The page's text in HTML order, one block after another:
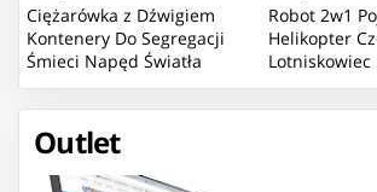
Ciężarówka z Dźwigiem
Kontenery Do Segregacji
Śmieci Napęd Światła
Dźwięk
Robot 2w1
Helikopter
Lotniskowiec
Bojowe Mix
Outlet